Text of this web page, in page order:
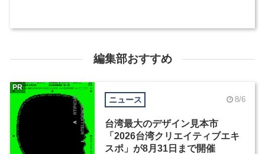
編集部おすすめ
ニュース 8/6
台湾最大のデザイン見本市
「2026台湾クリエイティブエキ
スポ」が8月31日まで開催
PR